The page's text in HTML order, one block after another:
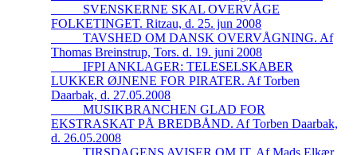
_____SVENSKERNE SKAL OVERVÅGE
FOLKETINGET. Ritzau, d. 25. jun 2008
_____TAVSHED OM DANSK OVERVÅGNING. Af
Thomas Breinstrup, Tors. d. 19. juni 2008
_____IFPI ANKLAGER: TELESELSKABER
LUKKER ØJNENE FOR PIRATER. Af Torben
Daarbak, d. 27.05.2008
_____MUSIKBRANCHEN GLAD FOR
EKSTRASKAT PÅ BREDBÅND. Af Torben Daarbak,
d. 26.05.2008
_____TIRSDAGENS AVISER OM IT. Af Mads Elkær,